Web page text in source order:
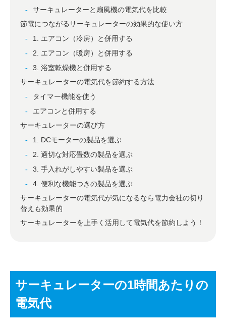
サーキュレーターと扇風機の電気代を比較
節電につながるサーキュレーターの効果的な使い方
1. エアコン（冷房）と併用する
2. エアコン（暖房）と併用する
3. 浴室乾燥機と併用する
サーキュレーターの電気代を節約する方法
タイマー機能を使う
エアコンと併用する
サーキュレーターの選び方
1. DCモーターの製品を選ぶ
2. 適切な対応畳数の製品を選ぶ
3. 手入れがしやすい製品を選ぶ
4. 便利な機能つきの製品を選ぶ
サーキュレーターの電気代が気になるなら電力会社の切り
替えも効果的
サーキュレーターを上手く活用して電気代を節約しよう！
サーキュレーターの1時間あたりの
電気代